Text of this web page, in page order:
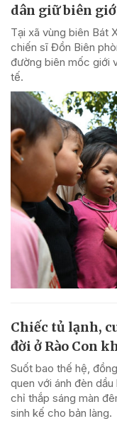
dân giữ biên
Tại xã vùng biên Bát
chiến sĩ Đồn Biên
đường biên mốc giới
tế.
Chiếc tủ lạnh,
đời ở Rào Con
Suốt bao thế hệ,
quen với ánh đèn
chỉ thắp sáng màn
sinh kế cho bản làng.